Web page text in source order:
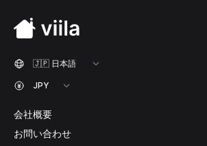
会社概要
お問い合わせ